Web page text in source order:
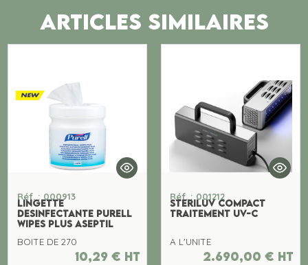
ARTICLES SIMILAIRES
Réf. : 000913
LINGETTE
DESINFECTANTE PURELL
WIPES PLUS ASEPTIL
BOITE DE 270
10,29 € ht
Réf. : 001212
STERILUV COMPACT
TRAITEMENT UV-C
A L'UNITE
2.690,00 € ht